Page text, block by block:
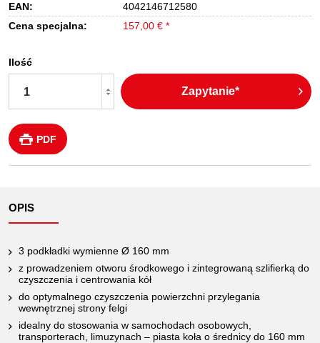
EAN:
4042146712580
Cena specjalna:
157,00 € *
Ilość
Zapytanie*
PDF
OPIS
3 podkładki wymienne Ø 160 mm
z prowadzeniem otworu środkowego i zintegrowaną szlifierką do
czyszczenia i centrowania kół
do optymalnego czyszczenia powierzchni przylegania
wewnętrznej strony felgi
idealny do stosowania w samochodach osobowych,
transporterach, limuzynach – piasta koła o średnicy do 160 mm